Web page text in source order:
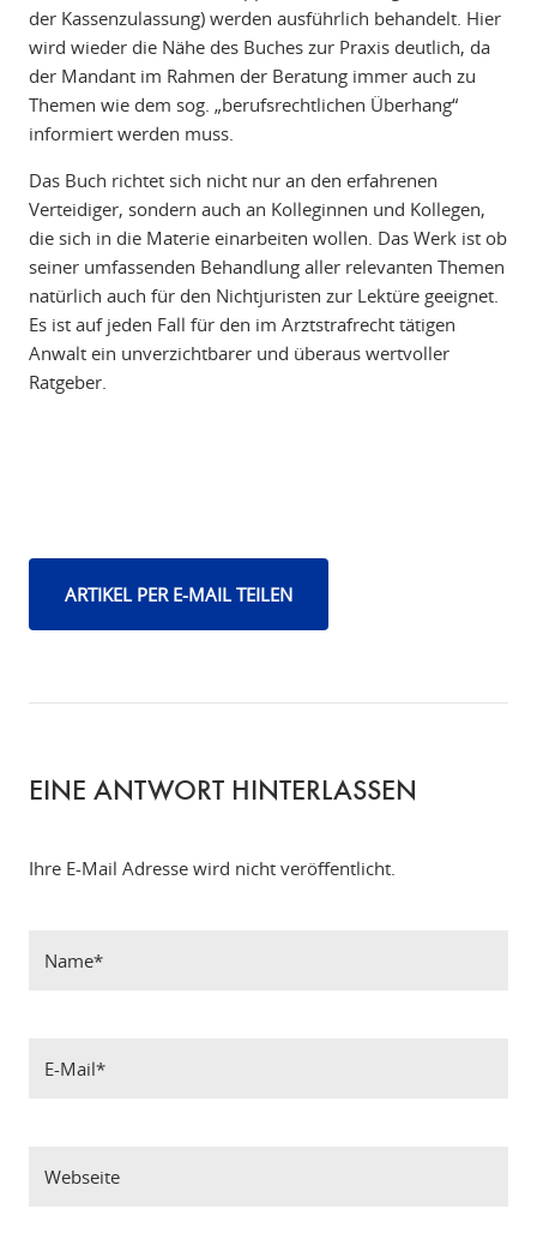
der Kassenzulassung) werden ausführlich behandelt. Hier
wird wieder die Nähe des Buches zur Praxis deutlich, da
der Mandant im Rahmen der Beratung immer auch zu
Themen wie dem sog. „berufsrechtlichen Überhang“
informiert werden muss.
Das Buch richtet sich nicht nur an den erfahrenen
Verteidiger, sondern auch an Kolleginnen und Kollegen,
die sich in die Materie einarbeiten wollen. Das Werk ist ob
seiner umfassenden Behandlung aller relevanten Themen
natürlich auch für den Nichtjuristen zur Lektüre geeignet.
Es ist auf jeden Fall für den im Arztstrafrecht tätigen
Anwalt ein unverzichtbarer und überaus wertvoller
Ratgeber.
ARTIKEL PER E-MAIL TEILEN
EINE ANTWORT HINTERLASSEN
Ihre E-Mail Adresse wird nicht veröffentlicht.